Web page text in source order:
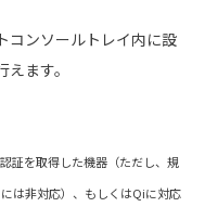
コンソールトレイ内に設
ます。
証を取得した機器（ただし、規
は非対応）、もしくはQiに対応